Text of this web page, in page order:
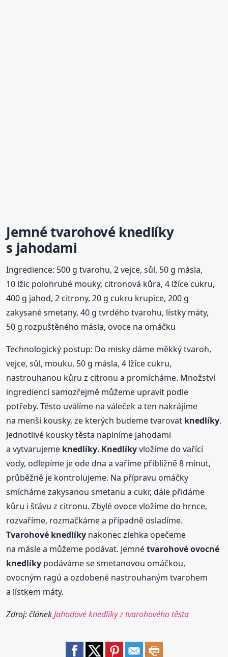
Jemnétvarohové knedlíky
s jahodami
Ingredience: 500 g tvarohu, 2 vejce, sůl, 50 g másla,
10 lžic polohrubé mouky, citronová kůra, 4 lžíce cukru,
400 g jahod, 2 citrony, 20 g cukru krupice, 200 g
zakysané smetany, 40 g tvrdého tvarohu, lístky máty,
50 g rozpuštěného másla, ovoce na omáčku
Technologický postup: Do misky dáme měkký tvaroh,
vejce, sůl, mouku, 50 g másla, 4 lžíce cukru,
nastrouhanou kůru z citronu a promícháme. Množství
ingrediencí samozřejmě můžeme upravit podle
potřeby. Těsto uválíme na váleček a ten nakrájíme
na menší kousky, ze kterých budeme tvarovat knedlíky.
Jednotlivé kousky těsta naplníme jahodami
a vytvarujeme knedlíky. Knedlíkyvložíme do vařící
vody, odlepíme je ode dna a vaříme přibližně 8 minut,
průběžně je kontrolujeme. Na přípravu omáčky
smícháme zakysanou smetanu a cukr, dále přidáme
kůru i šťávu z citronu. Zbylé ovoce vložíme do hrnce,
rozvaříme, rozmačkáme a případně osladíme.
Tvarohové knedlíky nakonec zlehka opečeme
na másle a můžeme podávat. Jemnétvarohové ovocné
knedlíky podáváme se smetanovou omáčkou,
ovocným ragú a ozdobené nastrouhaným tvarohem
a lístkem máty.
Zdroj: článekJahodové knedlíky z tvarohového těsta